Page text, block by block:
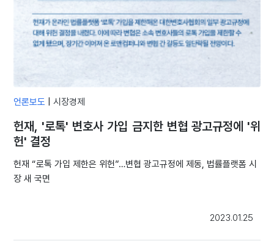
언론보도 |시장경제
헌재, '로톡' 변호사 가입 금지한 변협 광고규정에 '위
헌' 결정
헌재 “로톡 가입 제한은 위헌”…변협 광고규정에 제동, 법률플랫폼 시
장 새 국면
2023.01.25